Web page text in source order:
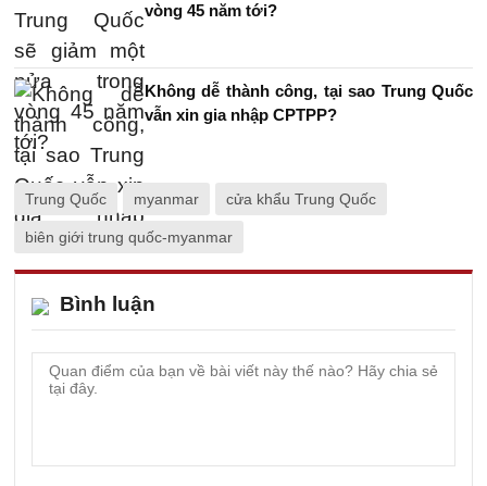
vòng 45 năm tới?
Không dễ thành công, tại sao Trung Quốc
vẫn xin gia nhập CPTPP?
Trung Quốc myanmar cửa khẩu Trung Quốc
biên giới trung quốc-myanmar
Bình luận